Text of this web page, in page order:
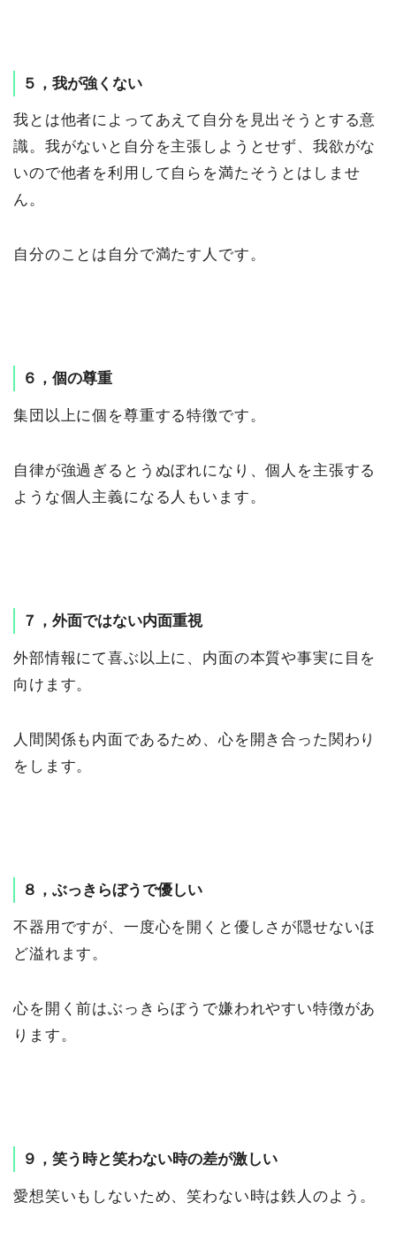
５，我が強くない
我とは他者によってあえて自分を見出そうとする意
識。我がないと自分を主張しようとせず、我欲がな
いので他者を利用して自らを満たそうとはしませ
ん。
自分のことは自分で満たす人です。
６，個の尊重
集団以上に個を尊重する特徴です。
自律が強過ぎるとうぬぼれになり、個人を主張する
ような個人主義になる人もいます。
７，外面ではない内面重視
外部情報にて喜ぶ以上に、内面の本質や事実に目を
向けます。
人間関係も内面であるため、心を開き合った関わり
をします。
８，ぶっきらぼうで優しい
不器用ですが、一度心を開くと優しさが隠せないほ
ど溢れます。
心を開く前はぶっきらぼうで嫌われやすい特徴があ
ります。
９，笑う時と笑わない時の差が激しい
愛想笑いもしないため、笑わない時は鉄人のよう。